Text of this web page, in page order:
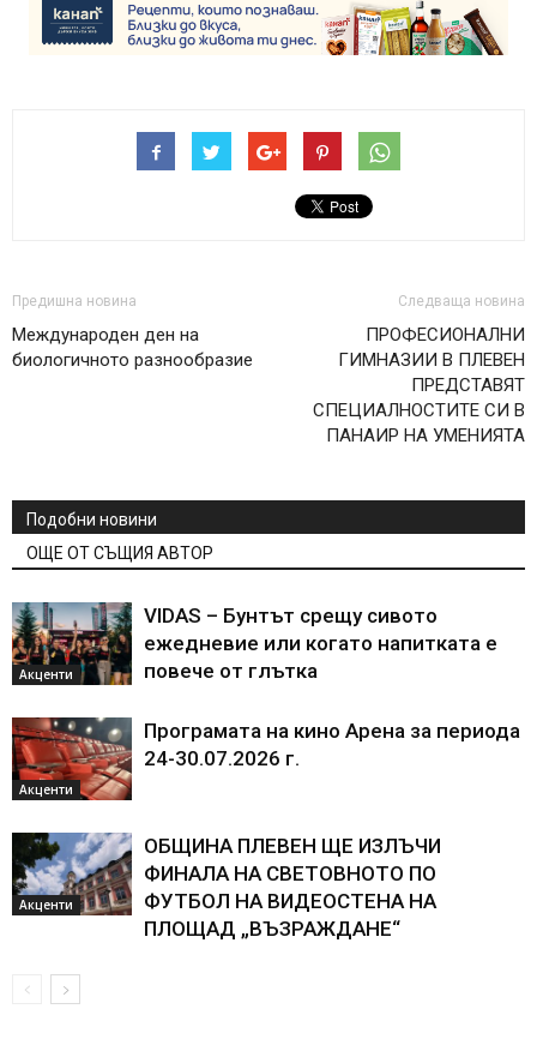
Предишна новина
Международен ден на
биологичното разнообразие
Следваща новина
ПРОФЕСИОНАЛНИ
ГИМНАЗИИ В ПЛЕВЕН
ПРЕДСТАВЯТ
СПЕЦИАЛНОСТИТЕ СИ В
ПАНАИР НА УМЕНИЯТА
Подобни новини
ОЩЕ ОТ СЪЩИЯ АВТОР
Акценти
VIDAS – Бунтът срещу сивото
ежедневие или когато напитката е
повече от глътка
Акценти
Програмата на кино Арена за периода
24-30.07.2026 г.
Акценти
ОБЩИНА ПЛЕВЕН ЩЕ ИЗЛЪЧИ
ФИНАЛА НА СВЕТОВНОТО ПО
ФУТБОЛ НА ВИДЕОСТЕНА НА
ПЛОЩАД „ВЪЗРАЖДАНЕ“